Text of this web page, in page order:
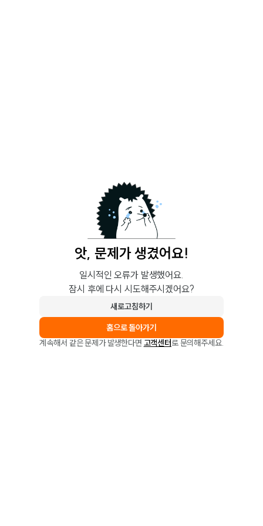
앗, 문제가 생겼어요!
일시적인 오류가 발생했어요.
잠시 후에 다시 시도해주시겠어요?
새로고침하기
홈으로 돌아가기
계속해서 같은 문제가 발생한다면 고객센터로 문의해주세요.